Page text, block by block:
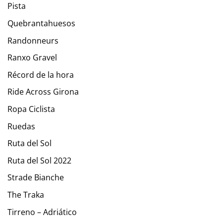
Pista
Quebrantahuesos
Randonneurs
Ranxo Gravel
Récord de la hora
Ride Across Girona
Ropa Ciclista
Ruedas
Ruta del Sol
Ruta del Sol 2022
Strade Bianche
The Traka
Tirreno – Adriático